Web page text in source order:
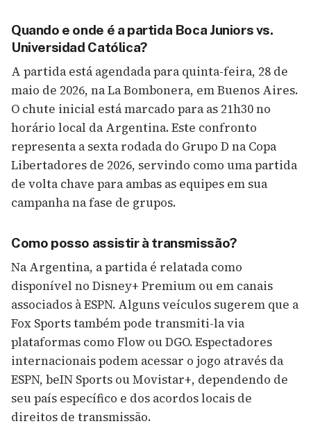
Quando e onde é a partida Boca Juniors vs.
Universidad Católica?
A partida está agendada para quinta-feira, 28 de
maio de 2026, na La Bombonera, em Buenos Aires.
O chute inicial está marcado para as 21h30 no
horário local da Argentina. Este confronto
representa a sexta rodada do Grupo D na Copa
Libertadores de 2026, servindo como uma partida
de volta chave para ambas as equipes em sua
campanha na fase de grupos.
Como posso assistir à transmissão?
Na Argentina, a partida é relatada como
disponível no Disney+ Premium ou em canais
associados à ESPN. Alguns veículos sugerem que a
Fox Sports também pode transmiti-la via
plataformas como Flow ou DGO. Espectadores
internacionais podem acessar o jogo através da
ESPN, beIN Sports ou Movistar+, dependendo de
seu país específico e dos acordos locais de
direitos de transmissão.